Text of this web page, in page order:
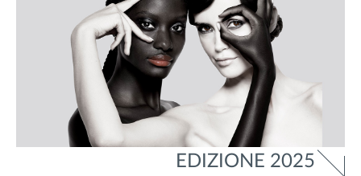
EDIZIONE 2025